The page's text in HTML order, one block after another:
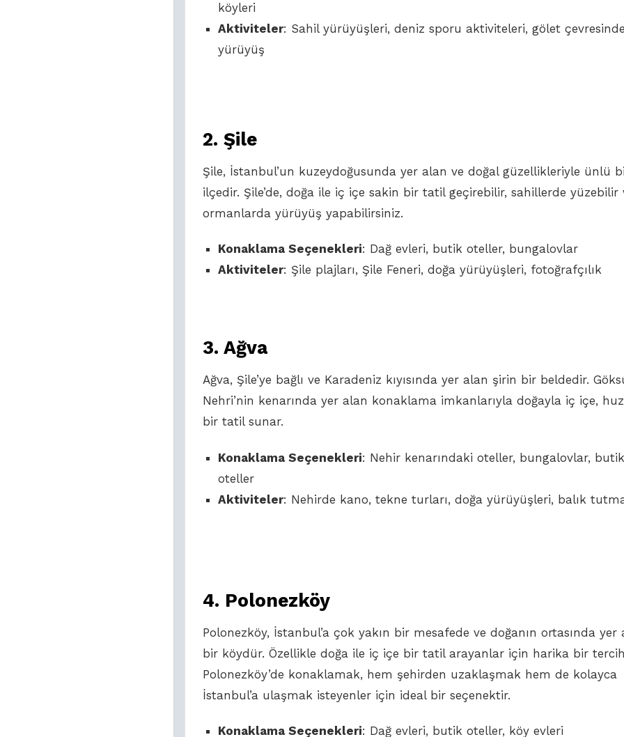
köyleri
Aktiviteler: Sahil yürüyüşleri, deniz sporu aktiviteleri, gölet çevresinde
yürüyüş
2. Şile
Şile, İstanbul’un kuzeydoğusunda yer alan ve doğal güzellikleriyle ünlü
ilçedir. Şile’de, doğa ile iç içe sakin bir tatil geçirebilir, sahillerde yüzebilir
ormanlarda yürüyüş yapabilirsiniz.
Konaklama Seçenekleri: Dağ evleri, butik oteller, bungalovlar
Aktiviteler: Şile plajları, Şile Feneri, doğa yürüyüşleri, fotoğrafçılık
3. Ağva
Ağva, Şile’ye bağlı ve Karadeniz kıyısında yer alan şirin bir beldedir.
Nehri’nin kenarında yer alan konaklama imkanlarıyla doğayla iç içe,
bir tatil sunar.
Konaklama Seçenekleri: Nehir kenarındaki oteller, bungalovlar, butik
oteller
Aktiviteler: Nehirde kano, tekne turları, doğa yürüyüşleri, balık
4. Polonezköy
Polonezköy, İstanbul’a çok yakın bir mesafede ve doğanın ortasında yer
bir köydür. Özellikle doğa ile iç içe bir tatil arayanlar için harika bir
Polonezköy’de konaklamak, hem şehirden uzaklaşmak hem de kolayca
İstanbul’a ulaşmak isteyenler için ideal bir seçenektir.
Konaklama Seçenekleri: Dağ evleri, butik oteller, köy evleri